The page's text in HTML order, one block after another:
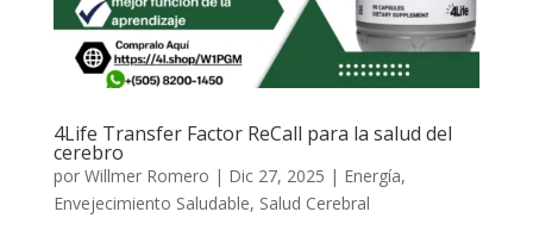
4Life Transfer Factor ReCall para la salud del
cerebro
por Willmer Romero | Dic 27, 2025 | Energía,
Envejecimiento Saludable, Salud Cerebral